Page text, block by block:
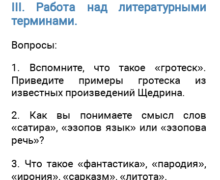
III. Работа над литературными
терминами.
Вопросы:
1. Вспомните, что такое «гротеск».
Приведите примеры гротеска из
известных произведений Щедрина.
2. Как вы понимаете смысл слов
«сатира», «эзопов язык» или «эзопова
речь»?
3. Что такое «фантастика», «пародия»,
«ирония», «сарказм», «литота».